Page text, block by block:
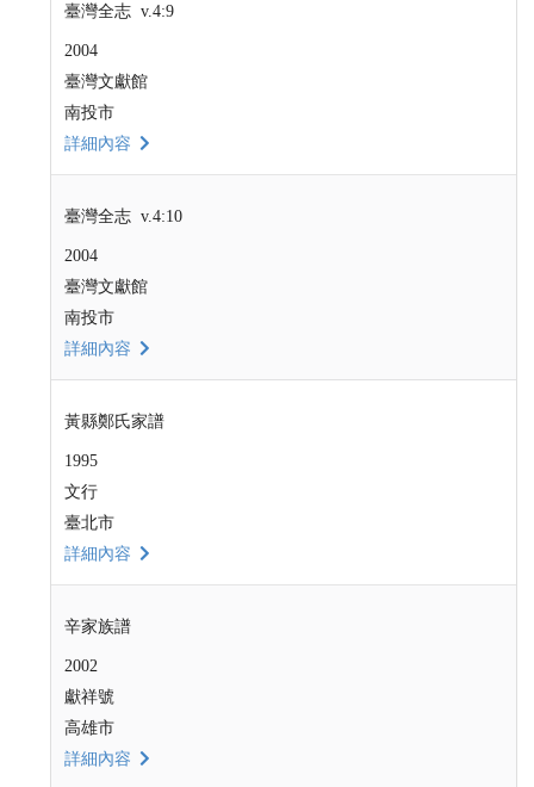
臺灣全志 v.4:9
2004
臺灣文獻館
南投市
詳細內容
臺灣全志 v.4:10
2004
臺灣文獻館
南投市
詳細內容
黃縣鄭氏家譜
1995
文行
臺北市
詳細內容
辛家族譜
2002
獻祥號
高雄市
詳細內容